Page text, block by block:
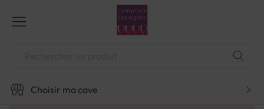
contenu
Choisir ma cave